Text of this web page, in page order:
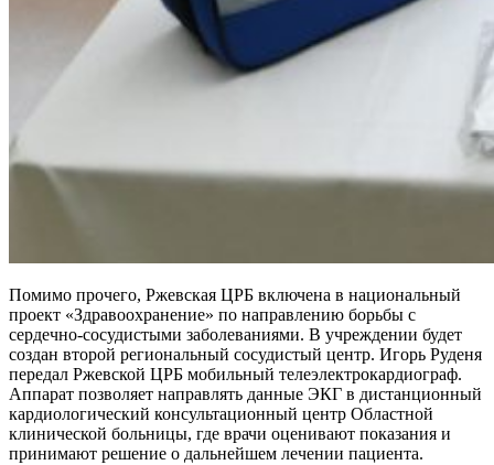
Помимо прочего, Ржевская ЦРБ включена в национальный
проект «Здравоохранение» по направлению борьбы с
сердечно-сосудистыми заболеваниями. В учреждении будет
создан второй региональный сосудистый центр. Игорь Руденя
передал Ржевской ЦРБ мобильный телеэлектрокардиограф.
Аппарат позволяет направлять данные ЭКГ в дистанционный
кардиологический консультационный центр Областной
клинической больницы, где врачи оценивают показания и
принимают решение о дальнейшем лечении пациента.